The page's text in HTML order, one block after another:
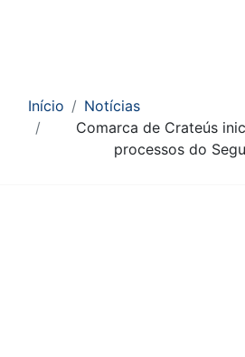
Início
Notícias
Comarca de Crateús
processos do